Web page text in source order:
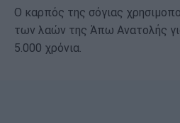
Ο καρπός της σόγιας
των λαών της Άπω Ανατολής
5.000 χρόνια.